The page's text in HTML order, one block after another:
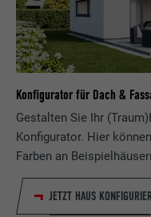
Konfigurator für Dach &
Gestalten Sie Ihr
Konfigurator. Hier
Farben an
JETZT HAUS